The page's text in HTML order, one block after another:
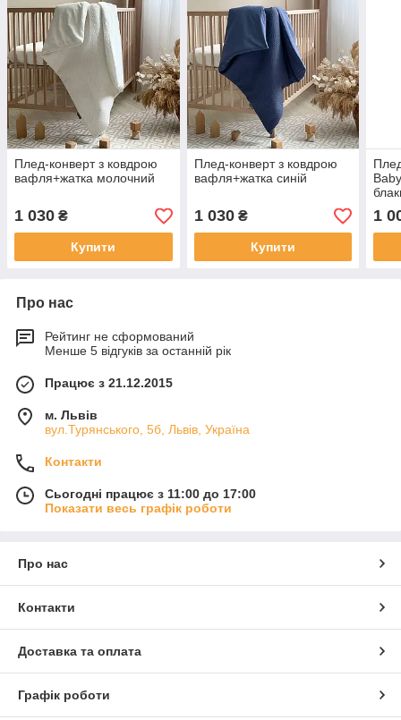
Плед-конверт з ковдрою
вафля+жатка молочний
1 030 ₴
Купити
Плед-конверт з ковдрою
вафля+жатка синій
1 030₴
Купити
1
Про нас
Рейтинг не сформований
Менше 5 відгуків за останній рік
Працює з 21.12.2015
м. Львів
вул.Турянського, 5б, Львів, Україна
Контакти
Сьогодні працює з 11:00 до 17:00
Показати весь графік роботи
Про нас
Контакти
Доставка та оплата
Графік роботи